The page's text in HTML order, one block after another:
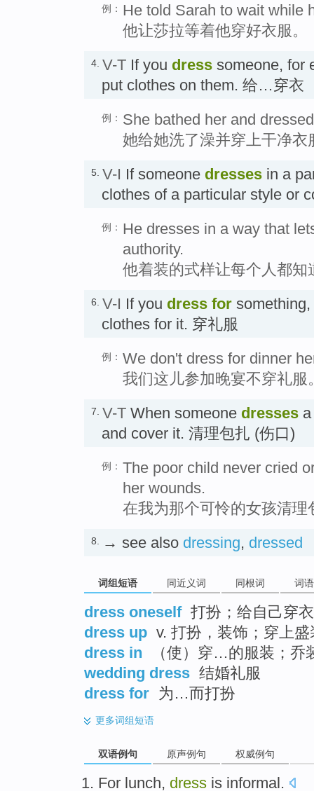
例： He told Sarah to wait while
他让莎拉等着他穿好衣服。
4. V-T If you dress someone, for
put clothes on them. 给…穿衣
例： She bathed her and
她给她洗了澡并穿上干净衣
5. V-I If someone dresses in a
clothes of a particular style or
例： He dresses in a way that
authority.
他着装的式样让每个人都知
6. V-I If you dress for
clothes for it. 穿礼服
例： We don't dress for dinner
我们这儿参加晚宴不穿礼服
7. V-T When someone dresses
and cover it. 清理包扎 (伤口)
例： The poor child never cried
her wounds.
在我为那个可怜的女孩清
8. → see also dressing, dressed
词组短语 同近义词 同根词 词
dress oneself 打扮；给自己穿
dress up v. 打扮，装饰；穿上盛
dress in
（使）穿…的服装；乔
wedding dress 结婚礼服
dress for 为…而打扮
更多词组短语
双语例句 原声例句 权威例句
For lunch, dress is informal.